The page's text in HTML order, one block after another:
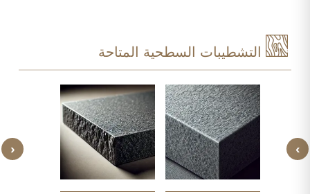
التشطيبات السطحية المتاحة
‹ ›